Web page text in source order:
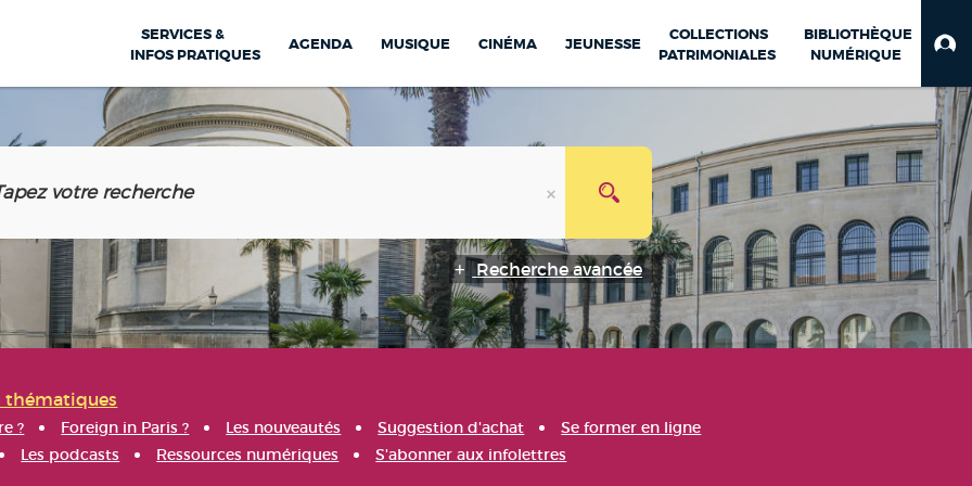
SERVICES &
INFOS PRATIQUES
AGENDA MUSIQUE CINÉMA JEUNESSE
COLLECTIONS
PATRIMONIALES
BIBLIOTHÈQUE
NUMÉRIQUE
Recherche avancée
thématiques
? Foreign in Paris ? Les nouveautés Suggestion d'achat
Se former en ligne
Les podcasts Ressources numériques S'abonner aux infolettres